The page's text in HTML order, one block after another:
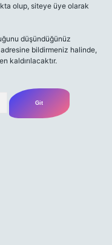
olup, siteye üye olarak
düşündüğünüz
adresine bildirmeniz halinde,
kaldırılacaktır.